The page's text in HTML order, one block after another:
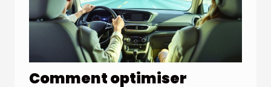
Comment optimiser